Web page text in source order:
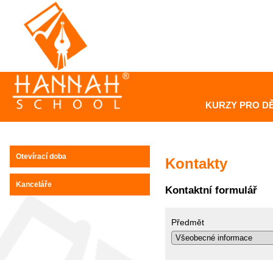
KURZY PRO
Otevírací doba
Kanceláře
Kontakty
Kontaktní formulář
Předmět